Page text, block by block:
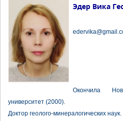
Эдер Вика
Окончила
университет (2000).
Доктор геолого-минералогических наук.